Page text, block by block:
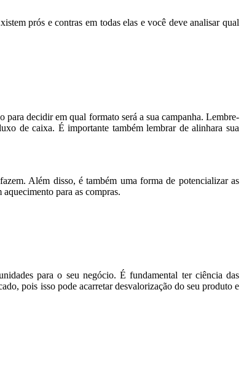
prós e contras em todas elas e você deve analisar qual
para decidir em qual formato será a sua campanha. Lembre-
de caixa. É importante também lembrar de alinhara sua
Além disso, é também uma forma de potencializar as
para as compras.
para o seu negócio. É fundamental ter ciência das
pois isso pode acarretar desvalorização do seu produto e